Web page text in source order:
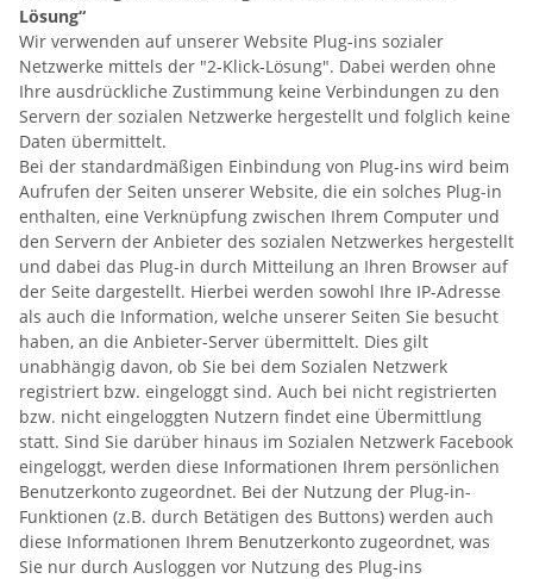
Lösung“
Wir verwenden auf unserer Website Plug-ins sozialer
Netzwerke mittels der "2-Klick-Lösung". Dabei werden ohne
Ihre ausdrückliche Zustimmung keine Verbindungen zu den
Servern der sozialen Netzwerke hergestellt und folglich keine
Daten übermittelt.
Bei der standardmäßigen Einbindung von Plug-ins wird beim
Aufrufen der Seiten unserer Website, die ein solches Plug-in
enthalten, eine Verknüpfung zwischen Ihrem Computer und
den Servern der Anbieter des sozialen Netzwerkes hergestellt
und dabei das Plug-in durch Mitteilung an Ihren Browser auf
der Seite dargestellt. Hierbei werden sowohl Ihre IP-Adresse
als auch die Information, welche unserer Seiten Sie besucht
haben, an die Anbieter-Server übermittelt. Dies gilt
unabhängig davon, ob Sie bei dem Sozialen Netzwerk
registriert bzw. eingeloggt sind. Auch bei nicht registrierten
bzw. nicht eingeloggten Nutzern findet eine Übermittlung
statt. Sind Sie darüber hinaus im Sozialen Netzwerk Facebook
eingeloggt, werden diese Informationen Ihrem persönlichen
Benutzerkonto zugeordnet. Bei der Nutzung der Plug-in-
Funktionen (z.B. durch Betätigen des Buttons) werden auch
diese Informationen Ihrem Benutzerkonto zugeordnet, was
Sie nur durch Ausloggen vor Nutzung des Plug-ins